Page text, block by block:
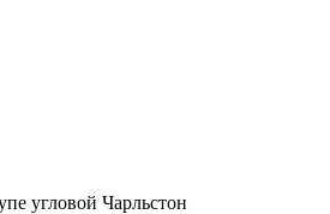
угловой Чарльстон